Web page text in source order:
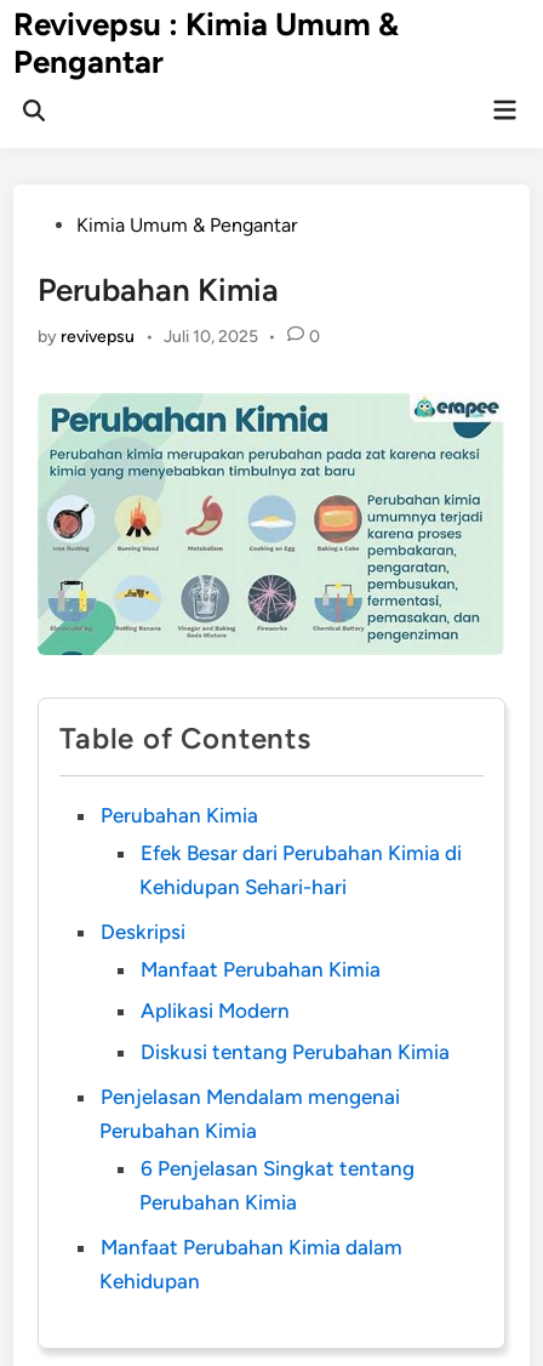
Skip
to
content
Revivepsu : Kimia Umum &
Pengantar
Open
PostedKimia Umum & Pengantar
Perubahan Kimia
by revivepsu • Juli 10, 2025 • 0
Table of Contents
Perubahan Kimia
Efek Besar dari Perubahan Kimia di
Kehidupan Sehari-hari
Deskripsi
Manfaat Perubahan Kimia
Aplikasi Modern
Diskusi tentang Perubahan Kimia
Penjelasan Mendalam mengenai
Perubahan Kimia
6 Penjelasan Singkat tentang
Perubahan Kimia
Manfaat Perubahan Kimia dalam
Kehidupan